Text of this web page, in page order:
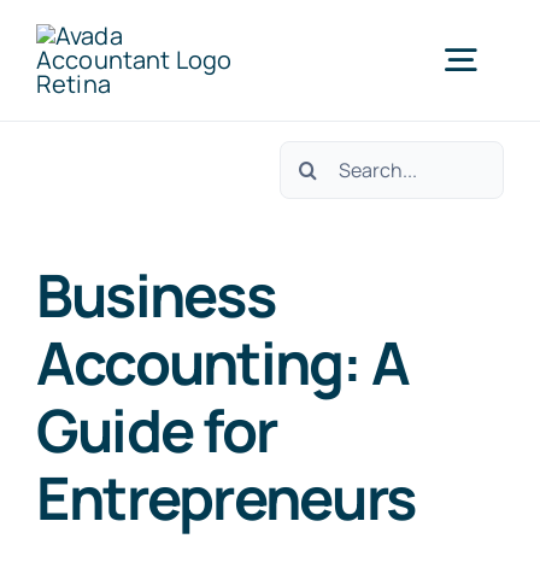
Skip
content
Home
Partners
About Us
Support
Search
Business
Accounting: A
Guide for
Entrepreneurs